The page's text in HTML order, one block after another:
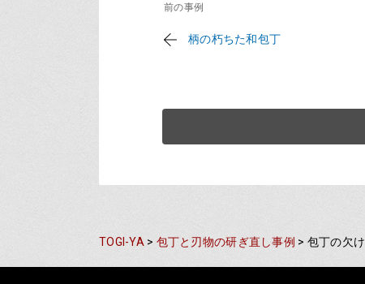
前の事例
柄の朽ちた和包丁
TOGI-YA > 包丁と刃物の研ぎ直し事例 > 包丁の欠け